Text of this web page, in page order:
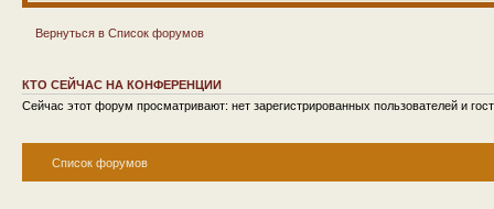
Вернуться в Список форумов
КТО СЕЙЧАС НА КОНФЕРЕНЦИИ
Сейчас этот форум просматривают: нет зарегистрированных пользователей и
Список форумов